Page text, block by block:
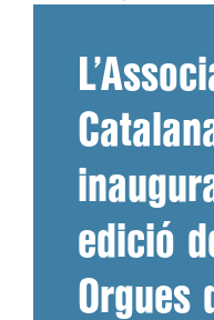
edició
Orgues